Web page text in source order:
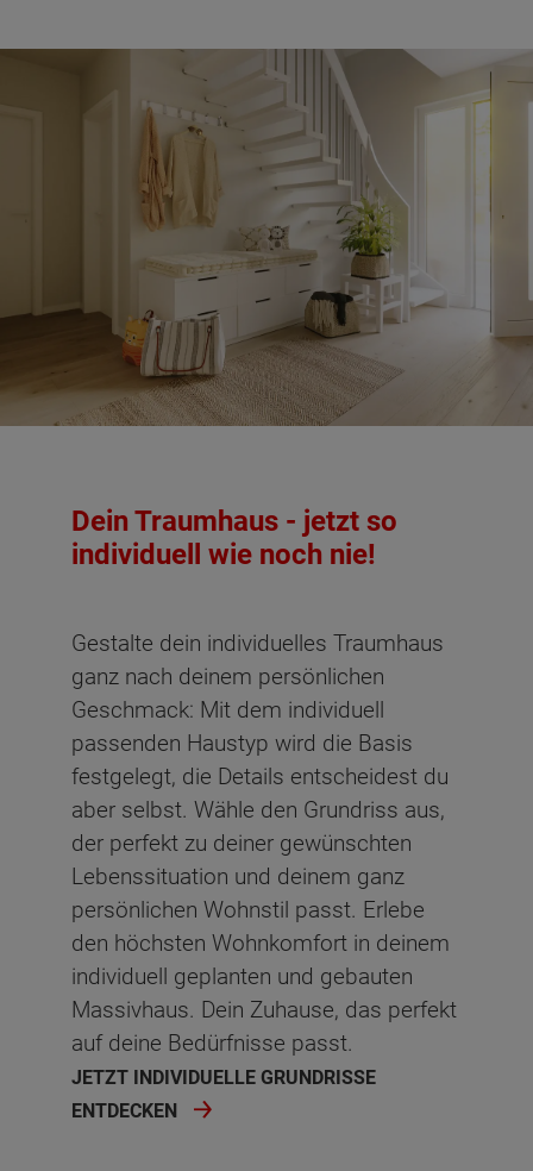
Dachgeschoss - Grundrissvarianten:
Netto-Raumfläche nach DIN 277 Dachgeschoss
Arbeiten 10.74 m²
Netto-Raumfläche 65.44
Dein Traumhaus - jetzt so
individuell wie noch nie!
Gestalte dein individuelles Traumhaus
ganz nach deinem persönlichen
Geschmack: Mit dem individuell
passenden Haustyp wird die Basis
festgelegt, die Details entscheidest du
aber selbst. Wähle den Grundriss aus,
der perfekt zu deiner gewünschten
Lebenssituation und deinem ganz
persönlichen Wohnstil passt. Erlebe
den höchsten Wohnkomfort in deinem
individuell geplanten und gebauten
Massivhaus. Dein Zuhause, das perfekt
auf deine Bedürfnisse passt.
JETZT INDIVIDUELLE GRUNDRISSE
ENTDECKEN